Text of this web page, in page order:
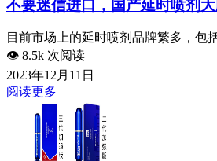
不要迷信进口，国产延时喷剂
目前市场上的延时喷剂品牌繁多，
👁️ 8.5k 次阅读
2023年12月11日
阅读更多